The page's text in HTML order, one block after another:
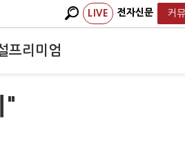
LIVE 전자신문 커
프리미엄
"